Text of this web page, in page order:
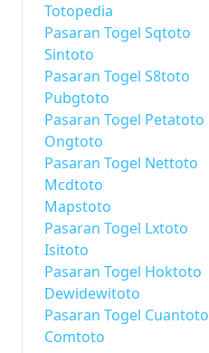
Totopedia
Pasaran Togel Sqtoto
Sintoto
Pasaran Togel S8toto
Pubgtoto
Pasaran Togel Petatoto
Ongtoto
Pasaran Togel Nettoto
Mcdtoto
Mapstoto
Pasaran Togel Lxtoto
Isitoto
Pasaran Togel Hoktoto
Dewidewitoto
Pasaran Togel Cuantoto
Comtoto